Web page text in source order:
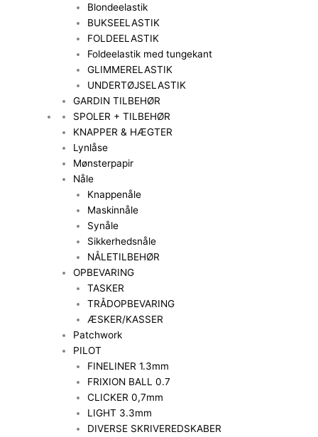
Blondeelastik
BUKSEELASTIK
FOLDEELASTIK
Foldeelastik med tungekant
GLIMMERELASTIK
UNDERTØJSELASTIK
GARDIN TILBEHØR
SPOLER + TILBEHØR
KNAPPER & HÆGTER
Lynlåse
Mønsterpapir
Nåle
Knappenåle
Maskinnåle
Synåle
Sikkerhedsnåle
NÅLETILBEHØR
OPBEVARING
TASKER
TRÅDOPBEVARING
ÆSKER/KASSER
Patchwork
PILOT
FINELINER 1.3mm
FRIXION BALL 0.7
CLICKER 0,7mm
LIGHT 3.3mm
DIVERSE SKRIVEREDSKABER